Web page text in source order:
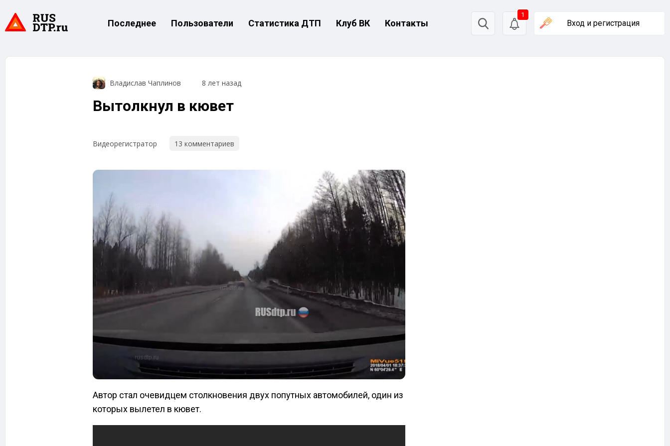
Последнее Пользователи Статистика ДТП Клуб ВК Контакты
1
Вход и регистрация
Владислав Чаплинов 8 лет назад
Вытолкнул в кювет
Видеорегистратор 13 комментариев
Автор стал очевидцем столкновения двух попутных автомобилей, один из
которых вылетел в кювет.